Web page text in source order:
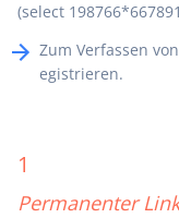
(select
Zum Verfassen
egistrieren.
1
Permanenter Link